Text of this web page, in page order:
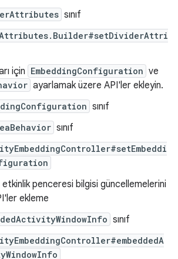
sınıf
için EmbeddingConfiguration ve
ayarlamak üzere API'ler ekleyin.
sınıf
sınıf
penceresi bilgisi güncellemelerini
ekleme
sınıf